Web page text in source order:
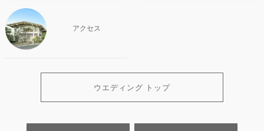
アクセス
ウエディング トップ